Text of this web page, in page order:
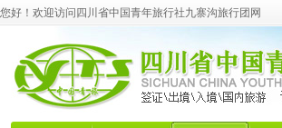
您好！欢迎访问四川省中国青年旅行社九寨沟旅行团网